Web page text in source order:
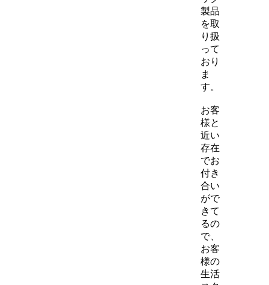
製品
を取
り扱
って
おり
ま
す。
お客
様と
近い
存在
でお
付き
合い
がで
きて
るの
で、
お客
様の
生活